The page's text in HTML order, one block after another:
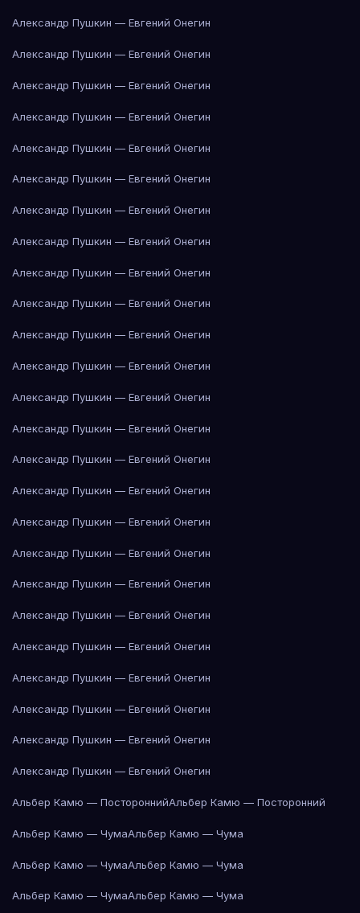
Александр Пушкин — Евгений Онегин
Александр Пушкин — Евгений Онегин
Александр Пушкин — Евгений Онегин
Александр Пушкин — Евгений Онегин
Александр Пушкин — Евгений Онегин
Александр Пушкин — Евгений Онегин
Александр Пушкин — Евгений Онегин
Александр Пушкин — Евгений Онегин
Александр Пушкин — Евгений Онегин
Александр Пушкин — Евгений Онегин
Александр Пушкин — Евгений Онегин
Александр Пушкин — Евгений Онегин
Александр Пушкин — Евгений Онегин
Александр Пушкин — Евгений Онегин
Александр Пушкин — Евгений Онегин
Александр Пушкин — Евгений Онегин
Александр Пушкин — Евгений Онегин
Александр Пушкин — Евгений Онегин
Александр Пушкин — Евгений Онегин
Александр Пушкин — Евгений Онегин
Александр Пушкин — Евгений Онегин
Александр Пушкин — Евгений Онегин
Александр Пушкин — Евгений Онегин
Александр Пушкин — Евгений Онегин
Александр Пушкин — Евгений Онегин
Альбер Камю — ПостороннийАльбер Камю — Посторонний
Альбер Камю — ЧумаАльбер Камю — Чума
Альбер Камю — ЧумаАльбер Камю — Чума
Альбер Камю — ЧумаАльбер Камю — Чума